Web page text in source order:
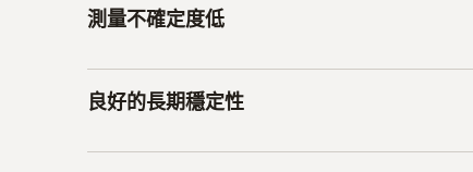
測量不確定度低
高穩定性，可以保證 Testo 濕度變送器的測
良好的長期穩定性